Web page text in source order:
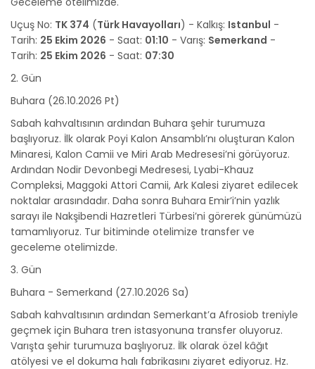
Uçuş No: TK 374 (Türk Havayolları) - Kalkış: Istanbul -
Tarih: 25 Ekim 2026 - Saat: 01:10 - Varış: Semerkand -
Tarih: 25 Ekim 2026 - Saat: 07:30
2. Gün
Buhara (26.10.2026 Pt)
Sabah kahvaltısının ardından Buhara şehir turumuza
başlıyoruz. İlk olarak Poyi Kalon Ansamblı’nı oluşturan Kalon
Minaresi, Kalon Camii ve Miri Arab Medresesi’ni görüyoruz.
Ardından Nodir Devonbegi Medresesi, Lyabi-Khauz
Compleksi, Maggoki Attori Camii, Ark Kalesi ziyaret edilecek
noktalar arasındadır. Daha sonra Buhara Emir’i’nin yazlık
sarayı ile Nakşibendi Hazretleri Türbesi’ni görerek günümüzü
tamamlıyoruz. Tur bitiminde otelimize transfer ve
geceleme otelimizde.
3. Gün
Buhara - Semerkand (27.10.2026 Sa)
Sabah kahvaltısının ardından Semerkant’a Afrosiob treniyle
geçmek için Buhara tren istasyonuna transfer oluyoruz.
Varışta şehir turumuza başlıyoruz. İlk olarak özel kâğıt
atölyesi ve el dokuma halı fabrikasını ziyaret ediyoruz. Hz.